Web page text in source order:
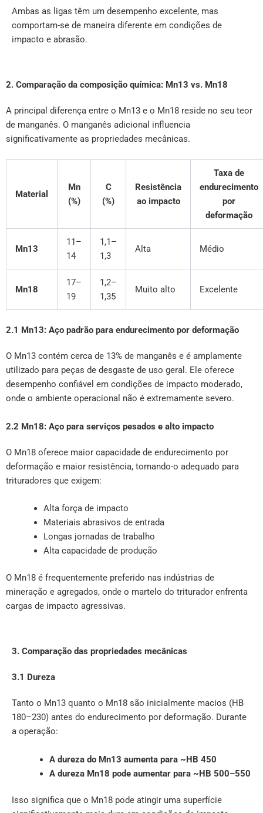
Ambas as ligas têm um desempenho excelente, mas
comportam-se de maneira diferente em condições de
impacto e abrasão.
2. Comparação da composição química: Mn13 vs. Mn18
A principal diferença entre o Mn13 e o Mn18 reside no seu teor
de manganês. O manganês adicional influencia
significativamente as propriedades mecânicas.
Material
Mn
(%)
C
(%)
Resistência
ao impacto
Taxa de
endurecimento
por
deformação
Mn13
11–
14
1,1–
1,3
Alta Médio
Mn18
17–
19
1,2–
1,35
Muito alto Excelente
2.1 Mn13: Aço padrão para endurecimento por deformação
O Mn13 contém cerca de 13% de manganês e é amplamente
utilizado para peças de desgaste de uso geral. Ele oferece
desempenho confiável em condições de impacto moderado,
onde o ambiente operacional não é extremamente severo.
2.2 Mn18: Aço para serviços pesados e alto impacto
O Mn18 oferece maior capacidade de endurecimento por
deformação e maior resistência, tornando-o adequado para
trituradores que exigem:
Alta força de impacto
Materiais abrasivos de entrada
Longas jornadas de trabalho
Alta capacidade de produção
O Mn18 é frequentemente preferido nas indústrias de
mineração e agregados, onde o martelo do triturador enfrenta
cargas de impacto agressivas.
3. Comparação das propriedades mecânicas
3.1 Dureza
Tanto o Mn13 quanto o Mn18 são inicialmente macios (HB
180–230) antes do endurecimento por deformação. Durante
a operação:
A dureza do Mn13 aumenta para ~HB 450
A dureza Mn18 pode aumentar para ~HB 500–550
Isso significa que o Mn18 pode atingir uma superfície